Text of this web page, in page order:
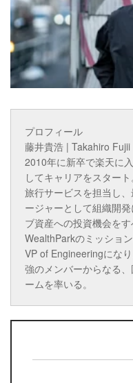
プロフィール
藤井貴浩 | Takahiro Fujii
2010年に新卒で楽天に
してキャリアをスター
旅行サービスを担当し
ージャーとして組織開
ブ資産への投資機会を
WealthParkのミッショ
VP of Engineeringにな
強のメンバーからなる
ームを率いる。